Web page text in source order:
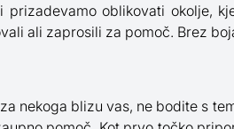
oblikovati okolje,
ali zaprosili za pomoč. Brez
nekoga blizu vas, ne bodite s